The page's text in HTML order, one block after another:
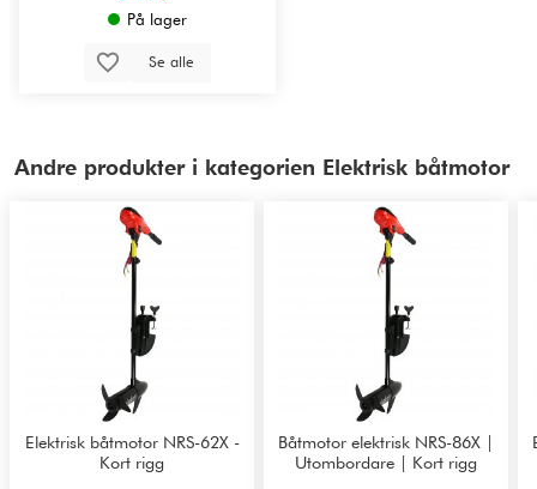
På lager
Se alle
Andre produkter i kategorien Elektrisk båtmotor
Elektrisk båtmotor NRS-62X -
Kort rigg
Båtmotor elektrisk NRS-86X |
Utombordare | Kort rigg